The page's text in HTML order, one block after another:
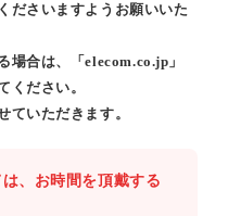
ださいますようお願いいた
場合は、「elecom.co.jp」
ください。
ていただきます。
、お時間を頂戴する